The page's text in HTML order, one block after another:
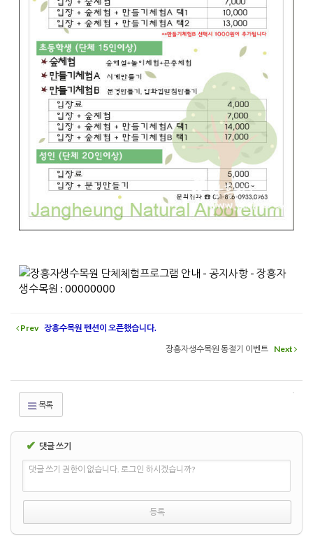
Prev 장흥수목원 펜션이 오픈했습니다.
장흥자생수목원 동절기 이벤트 Next
목록
✔ 댓글 쓰기
댓글 쓰기 권한이 없습니다. 로그인 하시겠습니까?